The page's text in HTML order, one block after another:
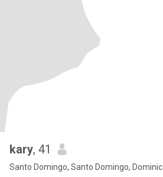
kary, 41
Santo Domingo, Santo Domingo,